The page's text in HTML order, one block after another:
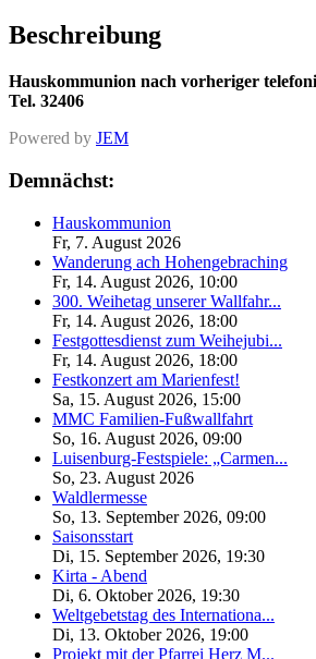
Beschreibung
Hauskommunion nach vorheriger
Tel. 32406
Powered by JEM
Demnächst:
Hauskommunion
Fr, 7. August 2026
Wanderung ach Hohengebraching
Fr, 14. August 2026, 10:00
300. Weihetag unserer Wallfahr...
Fr, 14. August 2026, 18:00
Festgottesdienst zum Weihejubi...
Fr, 14. August 2026, 18:00
Festkonzert am Marienfest!
Sa, 15. August 2026, 15:00
MMC Familien-Fußwallfahrt
So, 16. August 2026, 09:00
Luisenburg-Festspiele: „Carmen...
So, 23. August 2026
Waldlermesse
So, 13. September 2026, 09:00
Saisonsstart
Di, 15. September 2026, 19:30
Kirta - Abend
Di, 6. Oktober 2026, 19:30
Weltgebetstag des Internationa...
Di, 13. Oktober 2026, 19:00
Projekt mit der Pfarrei Herz M...